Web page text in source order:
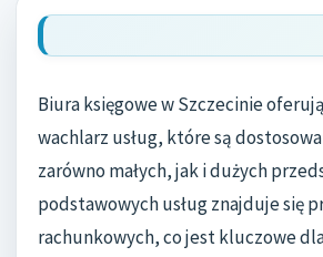
Biura księgowe w Szczecinie
wachlarz usług, które są
zarówno małych, jak i dużych
podstawowych usług znajduje się
rachunkowych, co jest kluczowe